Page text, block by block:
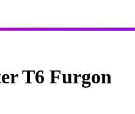
T6 Furgon